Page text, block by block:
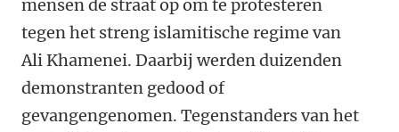
mensen de straat op om te protesteren
tegen het streng islamitische regime van
Ali Khamenei. Daarbij werden duizenden
demonstranten gedood of
gevangengenomen. Tegenstanders van het